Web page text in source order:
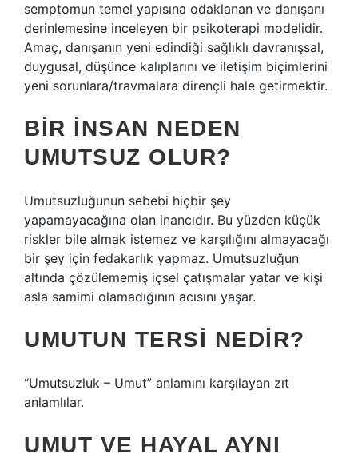
semptomun temel yapısına odaklanan ve danışanı
derinlemesine inceleyen bir psikoterapi modelidir.
Amaç, danışanın yeni edindiği sağlıklı davranışsal,
duygusal, düşünce kalıplarını ve iletişim biçimlerini
yeni sorunlara/travmalara dirençli hale getirmektir.
BIR INSAN NEDEN
UMUTSUZ OLUR?
Umutsuzluğunun sebebi hiçbir şey
yapamayacağına olan inancıdır. Bu yüzden küçük
riskler bile almak istemez ve karşılığını almayacağı
bir şey için fedakarlık yapmaz. Umutsuzluğun
altında çözülememiş içsel çatışmalar yatar ve kişi
asla samimi olamadığının acısını yaşar.
UMUTUN TERSI NEDIR?
“Umutsuzluk – Umut” anlamını karşılayan zıt
anlamlılar.
UMUT VE HAYAL AYNI